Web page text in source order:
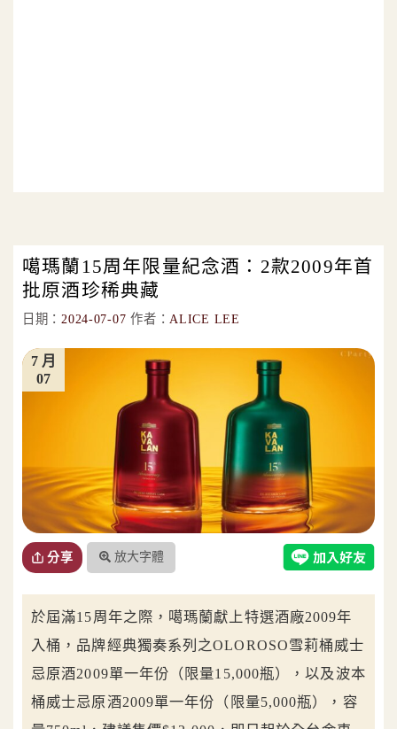
噶瑪蘭15周年限量紀念酒：2款2009年首
批原酒珍稀典藏
日期： 2024-07-07 作者： ALICE LEE
07
7 月
分享 放大字體
於屆滿15周年之際，噶瑪蘭獻上特選酒廠2009年
入桶，品牌經典獨奏系列之OLOROSO雪莉桶威士
忌原酒2009單一年份（限量15,000瓶），以及波本
桶威士忌原酒2009單一年份（限量5,000瓶），容